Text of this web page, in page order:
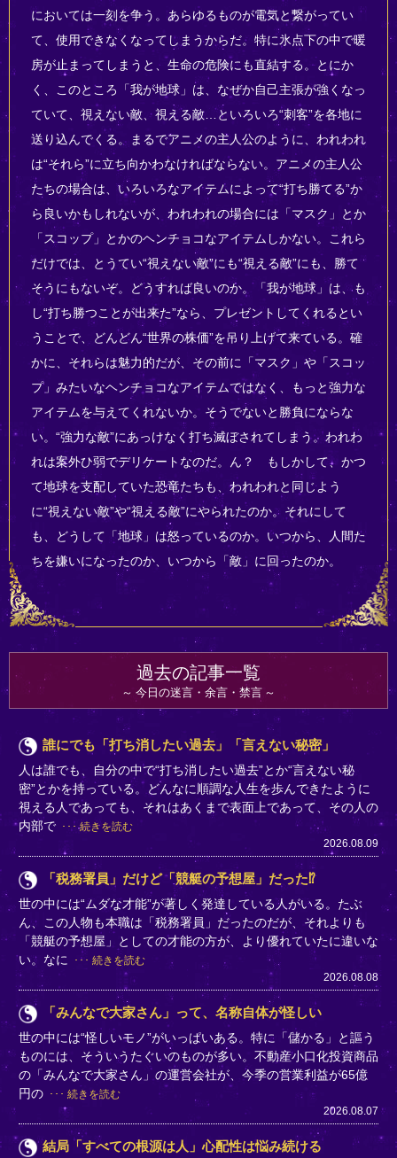
においては一刻を争う。あらゆるものが電気と繋がってい
て、使用できなくなってしまうからだ。特に氷点下の中で暖
房が止まってしまうと、生命の危険にも直結する。とにか
く、このところ「我が地球」は、なぜか自己主張が強くなっ
ていて、視えない敵、視える敵…といろいろ“刺客”を各地に
送り込んでくる。まるでアニメの主人公のように、われわれ
は“それら”に立ち向かわなければならない。アニメの主人公
たちの場合は、いろいろなアイテムによって“打ち勝てる”か
ら良いかもしれないが、われわれの場合には「マスク」とか
「スコップ」とかのヘンチョコなアイテムしかない。これら
だけでは、とうてい“視えない敵”にも“視える敵”にも、勝て
そうにもないぞ。どうすれば良いのか。「我が地球」は、も
し“打ち勝つことが出来た”なら、プレゼントしてくれるとい
うことで、どんどん“世界の株価”を吊り上げて来ている。確
かに、それらは魅力的だが、その前に「マスク」や「スコッ
プ」みたいなヘンチョコなアイテムではなく、もっと強力な
アイテムを与えてくれないか。そうでないと勝負にならな
い。“強力な敵”にあっけなく打ち滅ぼされてしまう。われわ
れは案外ひ弱でデリケートなのだ。ん？ もしかして、かつ
て地球を支配していた恐竜たちも、われわれと同じよう
に“視えない敵”や“視える敵”にやられたのか。それにして
も、どうして「地球」は怒っているのか。いつから、人間た
ちを嫌いになったのか、いつから「敵」に回ったのか。
過去の記事一覧
今日の迷言・余言・禁言
誰にでも「打ち消したい過去」「言えない秘密」
人は誰でも、自分の中で“打ち消したい過去”とか“言えない秘
密”とかを持っている。どんなに順調な人生を歩んできたように
視える人であっても、それはあくまで表面上であって、その人の
内部で
続きを読む
2026.08.09
「税務署員」だけど「競艇の予想屋」だった⁉
世の中には“ムダな才能”が著しく発達している人がいる。たぶ
ん、この人物も本職は「税務署員」だったのだが、それよりも
「競艇の予想屋」としての才能の方が、より優れていたに違いな
い。なに
続きを読む
2026.08.08
「みんなで大家さん」って、名称自体が怪しい
世の中には“怪しいモノ”がいっぱいある。特に「儲かる」と謳う
ものには、そういうたぐいのものが多い。不動産小口化投資商品
の「みんなで大家さん」の運営会社が、今季の営業利益が65億
円の
続きを読む
2026.08.07
結局「すべての根源は人」心配性は悩み続ける